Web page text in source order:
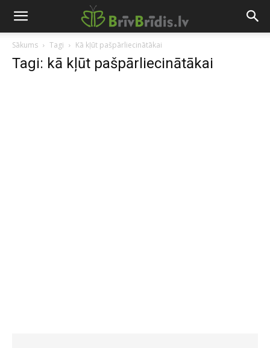
Sākums Tagi Kā kļūt pašpārliecinātākai
Tagi: kā kļūt pašpārliecinātākai